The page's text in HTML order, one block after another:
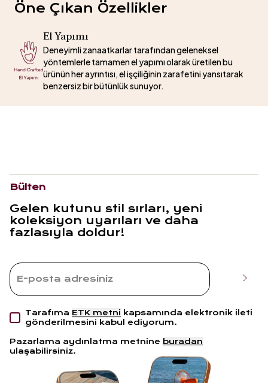
Öne Çıkan Özellikler
El Yapımı
Deneyimli zanaatkarlar tarafından geleneksel
yöntemlerle tamamen el yapımı olarak üretilen bu
ürünün her ayrıntısı, el işçiliğinin zarafetini yansıtarak
benzersiz bir bütünlük sunuyor.
Bülten
Gelen kutunu stil sırları, yeni
koleksiyon uyarıları ve daha
fazlasıyla doldur!
Tarafıma ETK metni kapsamında elektronik ileti
gönderilmesini kabul ediyorum.
Pazarlama aydınlatma metnine buradan
ulaşabilirsiniz.